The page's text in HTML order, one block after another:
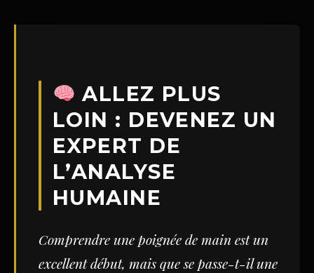
ALLEZ PLUS
LOIN : DEVENEZ UN
EXPERT DE
L’ANALYSE
HUMAINE
Comprendre une poignée de main est un
excellent début, mais que se passe-t-il une